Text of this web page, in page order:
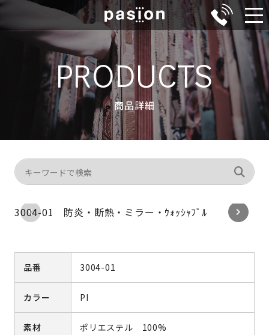
PRODUCTS
商品詳細
3004-01 防炎・断熱・ミラー・ｳｫｯｼｬﾌﾞﾙ
品番 3004-01
カラー PI
素材 ポリエステル 100%
メ
ニ
ュ
ー